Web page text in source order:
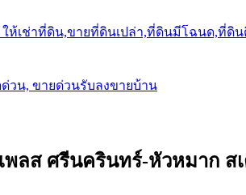
ให้เช่าที่ดิน,ขายที่ดินเปล่า,ที่ดินมีโฉนด,ที่ดิ
วน, ขายด่วนรับลงขายบ้าน
ลส ศรีนครินทร์-หัวหมาก